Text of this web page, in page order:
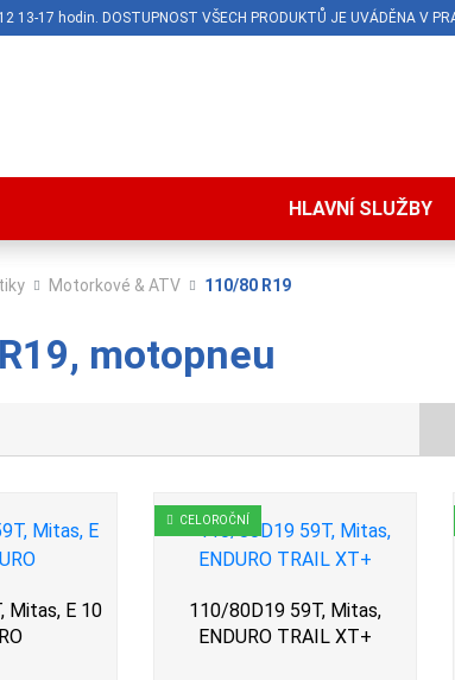
13-17 hodin. DOSTUPNOST VŠECH PRODUKTŮ JE UVÁDĚNA V
HLAVNÍ SLUŽBY
Motorkové & ATV 110/80 R19
motopneu
Mitas, E 10
CELOROČNÍ
110/80D19 59T, Mitas,
ENDURO TRAIL XT+